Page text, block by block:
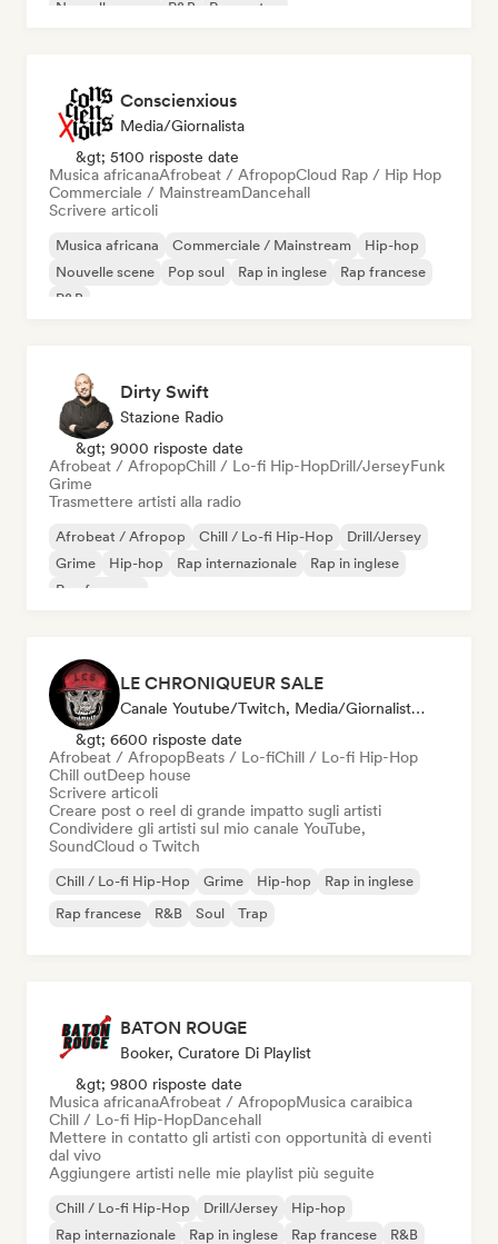
Nouvelle scene
R&B Reggaeton
Conscienxious
Media/Giornalista
&gt; 5100 risposte date
Musica africanaAfrobeat / AfropopCloud Rap / Hip Hop
Commerciale / MainstreamDancehall
Scrivere articoli
Musica africana Commerciale / Mainstream
Hip-hop
Nouvelle scene
Pop soul Rap in inglese
Rap francese
R&B
Dirty Swift
Stazione Radio
&gt; 9000 risposte date
Afrobeat / AfropopChill / Lo-fi Hip-HopDrill/JerseyFunk
Grime
Trasmettere artisti alla radio
Afrobeat / Afropop Chill / Lo-fi Hip-Hop
Drill/Jersey
Grime
Hip-hop Rap internazionale
Rap in inglese
Rap francese
LE CHRONIQUEUR SALE
Canale Youtube/Twitch, Media/Giornalista, Social Media Influencer
&gt; 6600 risposte date
Afrobeat / AfropopBeats / Lo-fiChill / Lo-fi Hip-Hop
Chill outDeep house
Scrivere articoli
Creare post o reel di grande impatto sugli artisti
Condividere gli artisti sul mio canale YouTube,
SoundCloud o Twitch
Chill / Lo-fi Hip-Hop Grime Hip-hop
Rap in inglese
Rap francese
R&B Soul Trap
BATON ROUGE
Booker, Curatore Di Playlist
&gt; 9800 risposte date
Musica africanaAfrobeat / AfropopMusica caraibica
Chill / Lo-fi Hip-HopDancehall
Mettere in contatto gli artisti con opportunità di eventi
dal vivo
Aggiungere artisti nelle mie playlist più seguite
Chill / Lo-fi Hip-Hop Drill/Jersey
Hip-hop
Rap internazionale
Rap in inglese Rap francese
R&B